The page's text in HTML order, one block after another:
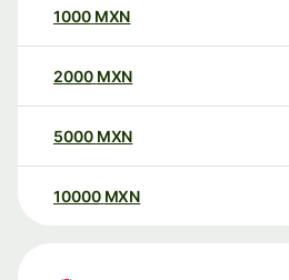
1000 MXN
2000 MXN
5000 MXN
10000 MXN